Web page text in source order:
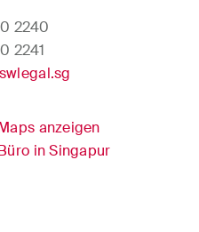
2240
2241
anzeigen
in Singapur